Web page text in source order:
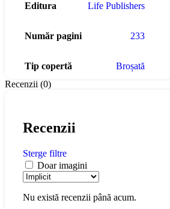
Editura Life Publishers
Număr pagini 233
Tip copertă
Broșată
Recenzii (0)
Recenzii
Sterge filtre
Doar imagini
Nu există recenzii până acum.